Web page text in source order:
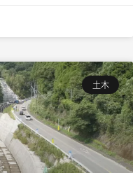
土木